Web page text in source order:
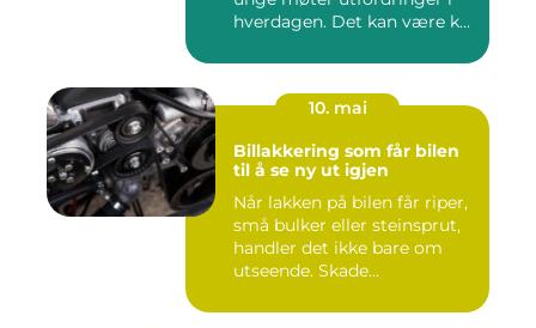
hverdagen. Det kan være k...
10. mai
Billakkering som får bilen
til å se ny ut igjen
Når lakken på bilen får riper,
små bulker eller steinsprut,
handler det ikke bare om
utseende. Skade...